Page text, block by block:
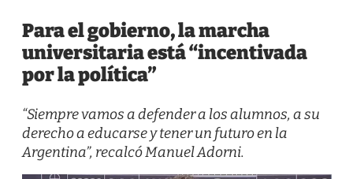
Para el gobierno, la marcha
universitaria está “incentivada
por la política”
“Siempre vamos a defender a los alumnos, a su
derecho a educarse y tener un futuro en la
Argentina”, recalcó Manuel Adorni.